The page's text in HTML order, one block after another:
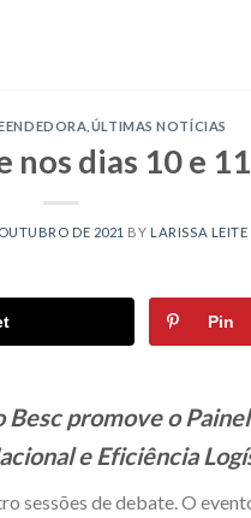
ÚLTIMAS NOTÍCIAS
dias 10 e
DE 2021 BY LARISSA LEITE
Pin
promove o
e Eficiência
sessões de debate. O